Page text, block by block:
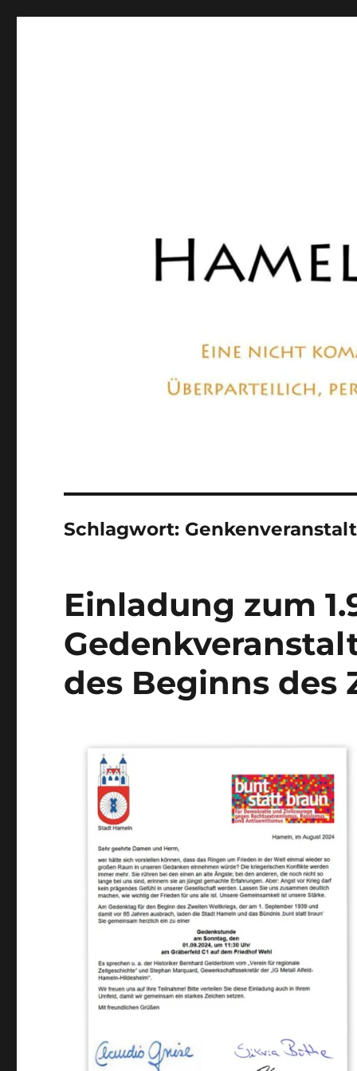
Schlagwort:
Einladung zum
des Beginns des